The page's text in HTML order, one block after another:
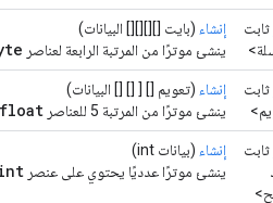
ثابت
إنشاء (بايت [][][][] البيانات)
ينشئ موترًا من المرتبة الرابعة لعناصر
ثابت
إنشاء (تعويم [] [ [] [] البيانات)
ينشئ موترًا من المرتبة 5 للعناصر
float
ثابت
إنشاء (بيانات int)
ينشئ موترًا عدديًا يحتوي على عنصر